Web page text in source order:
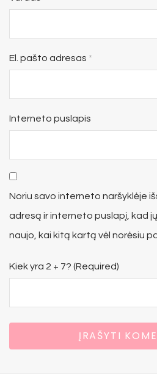
El. pašto adresas *
Interneto puslapis
Noriu savo interneto naršyklėje
adresą ir interneto puslapį, kad
naujo, kai kitą kartą vėl norėsiu
Kiek yra 2 + 7? (Required)